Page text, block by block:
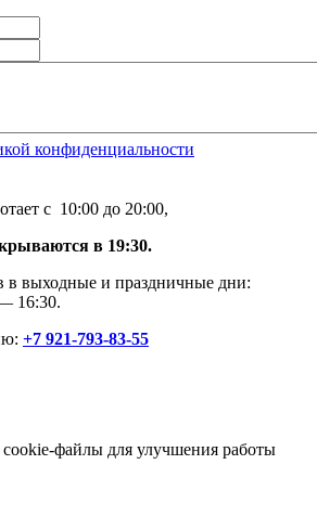
конфиденциальности
с 10:00 до 20:00,
в 19:30.
в выходные и праздничные дни:
16:30.
+7 921-793-83-55
cookie-файлы для улучшения работы